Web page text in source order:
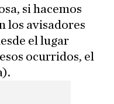
si hacemos
los avisadores
el lugar
ocurridos, el